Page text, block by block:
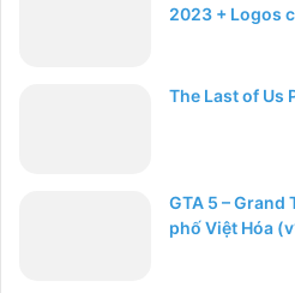
2023 + Logos
The Last of Us
GTA 5 –
phố Việt Hóa